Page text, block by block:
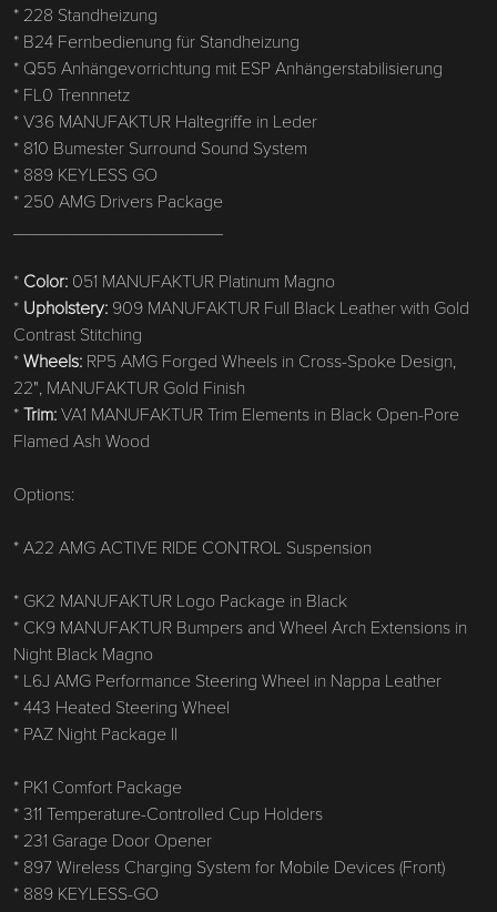
* 228 Standheizung
* B24 Fernbedienung für Standheizung
* Q55 Anhängevorrichtung mit ESP Anhängerstabilisierung
* FL0 Trennnetz
* V36 MANUFAKTUR Haltegriffe in Leder
* 810 Bumester Surround Sound System
* 889 KEYLESS GO
* 250 AMG Drivers Package
* Color: 051 MANUFAKTUR Platinum Magno
* Upholstery: 909 MANUFAKTUR Full Black Leather with Gold
Contrast Stitching
*Wheels: RP5 AMG Forged Wheels in Cross-Spoke Design,
22", MANUFAKTUR Gold Finish
*Trim:VA1 MANUFAKTUR Trim Elements in Black Open-Pore
Flamed Ash Wood
Options:
* A22 AMG ACTIVE RIDE CONTROL Suspension
* GK2 MANUFAKTUR Logo Package in Black
* CK9 MANUFAKTUR Bumpers and Wheel Arch Extensions in
Night Black Magno
* L6J AMG Performance Steering Wheel in Nappa Leather
* 443 Heated Steering Wheel
* PAZ Night Package II
* PK1 Comfort Package
* 311 Temperature-Controlled Cup Holders
* 231 Garage Door Opener
* 897 Wireless Charging System for Mobile Devices (Front)
* 889 KEYLESS-GO